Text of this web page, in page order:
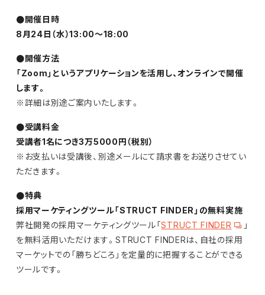
●開催日時
8月24日（水）13:00〜18:00
●開催方法
「Zoom」というアプリケーションを活用し、オンラインで開催
します。
※詳細は別途ご案内いたします。
●受講料金
受講者1名につき3万5000円（税別）
※お支払いは受講後、別途メールにて請求書をお送りさせてい
ただきます。
●特典
採用マーケティングツール「STRUCT FINDER」の無料実施
弊社開発の採用マーケティングツール「STRUCT FINDER
」
を無料活用いただけます。STRUCT FINDERは、自社の採用
マーケットでの「勝ちどころ」を定量的に把握することができる
ツールです。